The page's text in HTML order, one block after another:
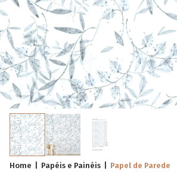
Home Papéis e Painéis Papel de Parede